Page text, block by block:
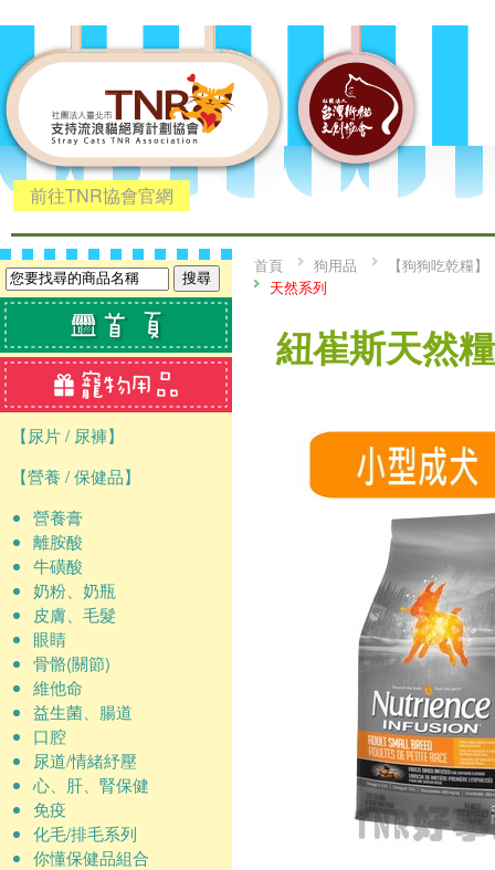
前往TNR協會官網
【尿片 / 尿褲】
【營養 / 保健品】
營養膏
離胺酸
牛磺酸
奶粉、奶瓶
皮膚、毛髮
眼睛
骨骼(關節)
維他命
益生菌、腸道
口腔
尿道/情緒紓壓
心、肝、腎保健
免疫
化毛/排毛系列
你懂保健品組合
首頁 狗用品
【狗狗吃乾糧】
天然系列
紐崔斯天然